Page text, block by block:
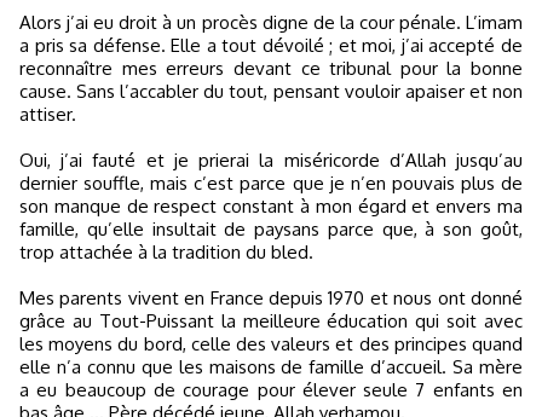
Alors j’ai eu droit à un procès digne de la cour pénale. L’imam
a pris sa défense. Elle a tout dévoilé ; et moi, j’ai accepté de
reconnaître mes erreurs devant ce tribunal pour la bonne
cause. Sans l’accabler du tout, pensant vouloir apaiser et non
attiser.
Oui, j’ai fauté et je prierai la miséricorde d’Allah jusqu’au
dernier souffle, mais c’est parce que je n’en pouvais plus de
son manque de respect constant à mon égard et envers ma
famille, qu’elle insultait de paysans parce que, à son goût,
trop attachée à la tradition du bled.
Mes parents vivent en France depuis 1970 et nous ont donné
grâce au Tout-Puissant la meilleure éducation qui soit avec
les moyens du bord, celle des valeurs et des principes quand
elle n’a connu que les maisons de famille d’accueil. Sa mère
a eu beaucoup de courage pour élever seule 7 enfants en